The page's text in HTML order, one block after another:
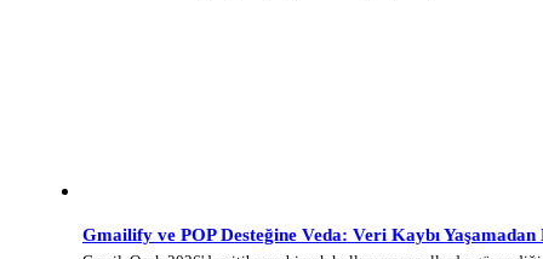
Gmailify ve POP Desteğine Veda: Veri Kaybı